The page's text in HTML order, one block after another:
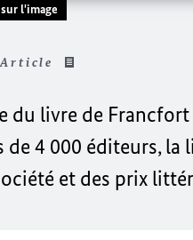
l'image
Article
du livre de
de 4 000 éditeurs,
et des prix